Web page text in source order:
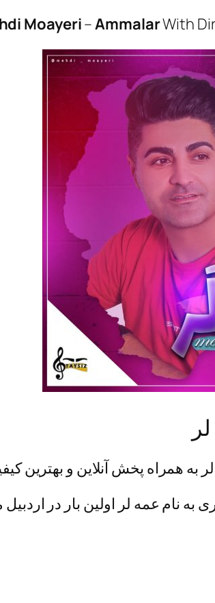
Moayeri–AmmalarWith
به همراه پخش آنلاین و بهترین
به نام عمه لر اولین بار در